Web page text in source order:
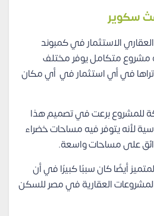
سكوير
الاستثمار في كمبوند
مشروع متكامل يوفر مختلف
تراها في أي استثمار في أي مكان
للمشروع برعت في تصميم هذا
لأنه يتوفر فيه مساحات خضراء
على مساحات واسعة.
أيضًا كان سببًا كبيرًا في أن
العقارية في مصر للسكن